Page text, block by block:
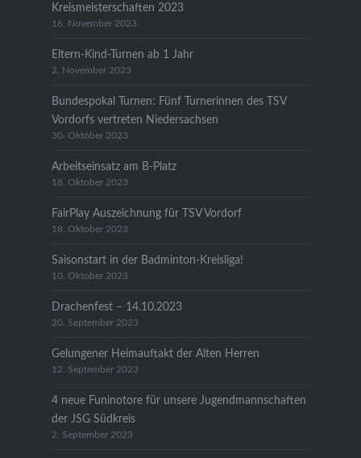
Kreismeisterschaften 2023
16. November 2023
Eltern-Kind-Turnen ab 1 Jahr
2. November 2023
Bundespokal Turnen: Fünf Turnerinnen des TSV
Vordorfs vertreten Niedersachsen
30. Oktober 2023
Arbeitseinsatz am B-Platz
18. Oktober 2023
FairPlay Auszeichnung für TSV Vordorf
18. Oktober 2023
Saisonstart in der Badminton-Kreisliga!
10. Oktober 2023
Drachenfest – 14.10.2023
20. September 2023
Gelungener Heimauftakt der Alten Herren
12. September 2023
4 neue Funinotore für unsere Jugendmannschaften
der JSG Südkreis
2. September 2023